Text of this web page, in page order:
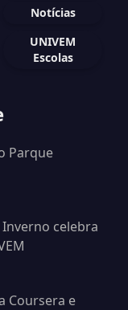
Notícias
UNIVEM
Escolas
Parque
celebra
Coursera e